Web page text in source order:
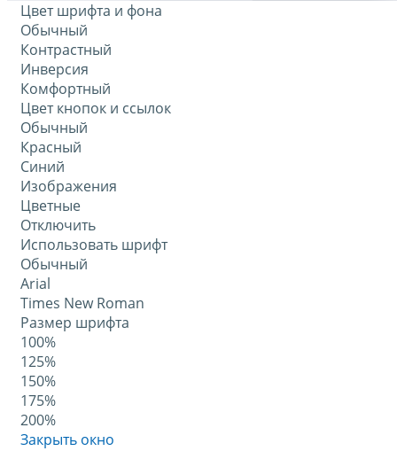
Цвет шрифта и фона
Обычный
Контрастный
Инверсия
Комфортный
Цвет кнопок и ссылок
Обычный
Красный
Синий
Изображения
Цветные
Отключить
Использовать шрифт
Обычный
Arial
Times New Roman
Размер шрифта
100%
125%
150%
175%
200%
Закрыть окно